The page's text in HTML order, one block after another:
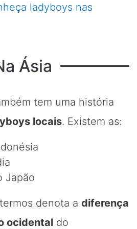
ladyboys nas
Ásia
tem uma história
locais. Existem as:
Japão
denota a diferença
ocidental do